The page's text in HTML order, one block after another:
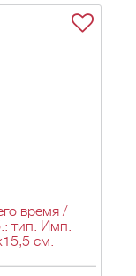
время /
тип. Имп.
см.